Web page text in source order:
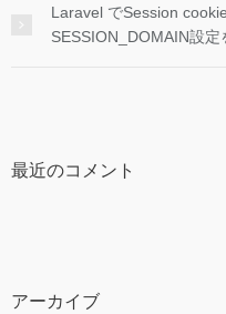
Laravel でSession
SESSION_DOMAIN設定
最近のコメント
アーカイブ